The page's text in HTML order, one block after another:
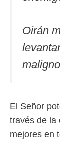
Oirán
El Señor
través de la
mejores en